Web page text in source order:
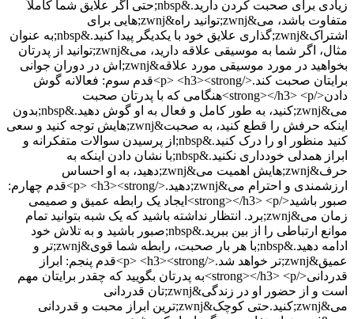
زیادی برای صحبت کردن دارید.&nbsp;حتی اگر علایق شما کاملاً
متفاوت باشد، می&zwnj;توانید راه&zwnj;هایی برای
اشتراک&zwnj;گذاری علایق خود با یکدیگر پیدا کنید.&nbsp;به عنوان
مثال، اگر شما به موسیقی علاقه دارید، می&zwnj;توانید از پدرتان
بخواهید در مورد موسیقی مورد علاقه&zwnj;اش در دوران جوانی
برایتان صحبت کند.</p> <h3><strong>قدم سوم: فعالانه گوش
دادن</strong></h3> <p>هنگامی که با پدرتان صحبت
می&zwnj;کنید، به طور کامل و فعال به او گوش دهید.&nbsp;بدون
اینکه حرفش را قطع کنید، به صحبت&zwnj;هایش توجه کنید و سعی
کنید منظور او را درک کنید.&nbsp;از پرسیدن سوالات متفکرانه و
ابراز همدلی خودداری نکنید.&nbsp;با نشان دادن اینکه به
حرف&zwnj;هایش اهمیت می&zwnj;دهید، به او احساس
ارزشمندی و احترام می&zwnj;دهید.</p> <h3><strong>قدم چهارم:
صبور باشید</strong></h3> <p>ایجاد یک رابطه عمیق و صمیمی
زمان می&zwnj;برد. انتظار نداشته باشید که یک شبه بتوانید تمام
موانع ارتباطی را از بین ببرید.&nbsp;صبور باشید و به تلاش خود
ادامه دهید.&nbsp;با هر بار صحبت، رابطه شما قوی&zwnj;تر و
عمیق&zwnj;تر خواهد شد.</p> <h3><strong>قدم پنجم: ابراز
قدردانی</strong></h3> <p>به پدرتان بگویید که چقدر برایتان مهم
است و از حضور او در زندگی&zwnj;تان قدردانی
می&zwnj;کنید.حتی کوچک&zwnj;ترین ابراز محبت و قدردانی